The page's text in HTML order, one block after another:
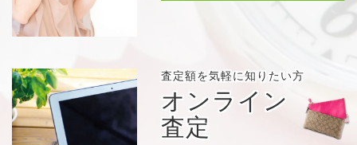
査定額を気軽に知りたい方
オンライン
査定